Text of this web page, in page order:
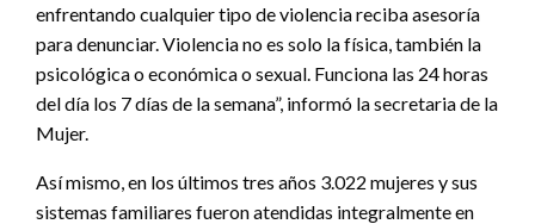
enfrentando cualquier tipo de violencia reciba asesoría
para denunciar. Violencia no es solo la física, también la
psicológica o económica o sexual. Funciona las 24 horas
del día los 7 días de la semana”, informó la secretaria de la
Mujer.
Así mismo, en los últimos tres años 3.022 mujeres y sus
sistemas familiares fueron atendidas integralmente en